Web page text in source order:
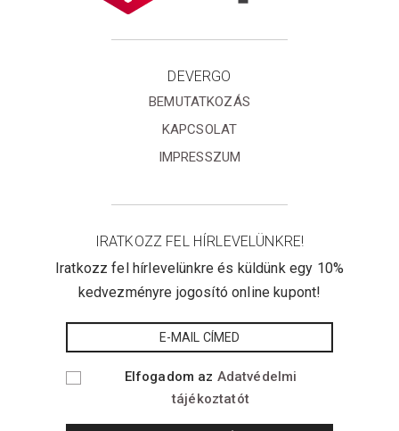
DEVERGO
BEMUTATKOZÁS
KAPCSOLAT
IMPRESSZUM
IRATKOZZ FEL HÍRLEVELÜNKRE!
Iratkozz fel hírlevelünkre és küldünk egy 10%
kedvezményre jogosító online kupont!
Elfogadom az Adatvédelmi
tájékoztatót